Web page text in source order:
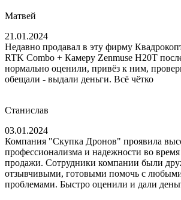
Матвей
21.01.2024
Недавно продавал в эту фирму
RTK Combo + Камеру Zenmuse H20T
нормально оценили, привёз к ним,
обещали - выдали деньги. Всё чётко
Станислав
03.01.2024
Компания "Скупка Дронов" проявила
профессионализма и надежности во время
продажи. Сотрудники компании были
отзывчивыми, готовыми помочь с
проблемами. Быстро оценили и дали